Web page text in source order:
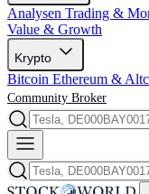
Analysen Trading &
Value & Growth
Krypto
Bitcoin Ethereum &
Community Broker